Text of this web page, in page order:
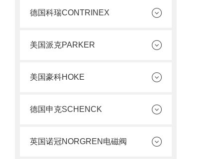
德国科瑞CONTRINEX
美国派克PARKER
美国豪科HOKE
德国申克SCHENCK
英国诺冠NORGREN电磁阀